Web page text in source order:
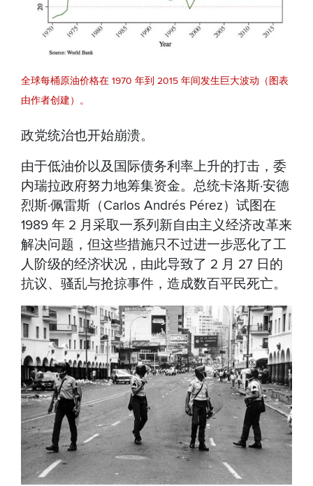
全球每桶原油价格在 1970 年到 2015 年间发生巨大波动（图表
由作者创建）。
政党统治也开始崩溃。
由于低油价以及国际债务利率上升的打击，委
内瑞拉政府努力地筹集资金。总统卡洛斯·安德
烈斯·佩雷斯（Carlos Andrés Pérez）试图在
1989 年 2 月采取一系列新自由主义经济改革来
解决问题，但这些措施只不过进一步恶化了工
人阶级的经济状况，由此导致了 2 月 27 日的
抗议、骚乱与抢掠事件，造成数百平民死亡。